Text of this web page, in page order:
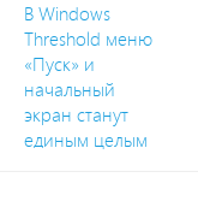
В Windows
Threshold меню
«Пуск» и
начальный
экран станут
единым целым